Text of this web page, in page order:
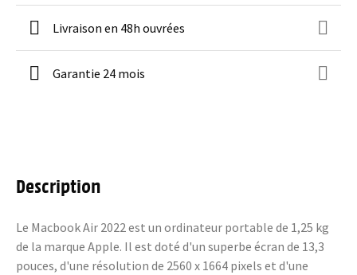
Livraison en 48h ouvrées
Garantie 24 mois
Description
Le Macbook Air 2022 est un ordinateur portable de 1,25 kg
de la marque Apple. Il est doté d'un superbe écran de 13,3
pouces, d'une résolution de 2560 x 1664 pixels et d'une